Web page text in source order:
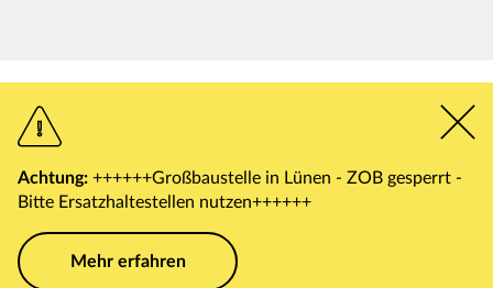
Achtung: ++++++Großbaustelle in Lünen - ZOB gesperrt -
Bitte Ersatzhaltestellen nutzen++++++
Mehr erfahren